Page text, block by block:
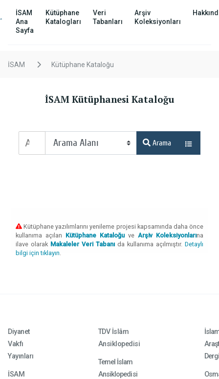
İSAM
Ana
Sayfa
Kütüphane
Katalogları
Veri
Tabanları
Arşiv
Koleksiyonları
İSAM Kütüphane Kataloğu
İSAM Kütüphanesi Kataloğu
Arama
Kütüphane yazılımlarını yenileme projesi kapsamında daha önce
kullanıma açılan Kütüphane Kataloğu ve Arşiv Koleksiyonlarına
ilave olarak Makaleler Veri Tabanı da kullanıma açılmıştır. Detaylı
bilgi için tıklayın.
Diyanet
Vakfı
Yayınları
İSAM
TDV İslâm
Ansiklopedisi
Temel İslam
Ansiklopedisi